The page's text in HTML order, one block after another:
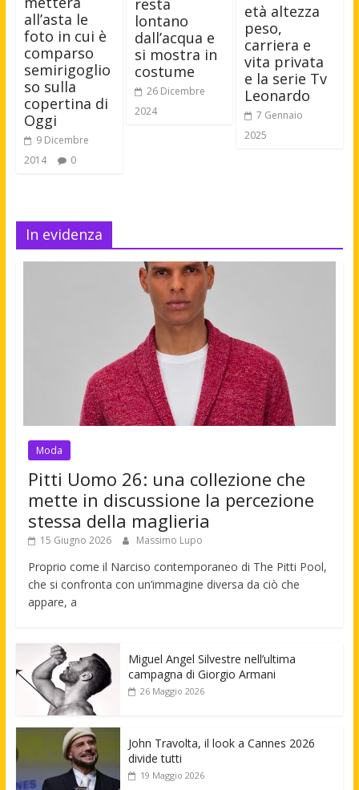
all’asta le
foto in cui è
comparso
semirigoglio
so sulla
copertina di
Oggi
9 Dicembre
2014
0
resta
lontano
dall’acqua e
si mostra in
costume
26 Dicembre
2024
età altezza
peso,
carriera e
vita privata
e la serie Tv
Leonardo
7 Gennaio
2025
In evidenza
Moda
Pitti Uomo 26: una collezione che
mette in discussione la percezione
stessa della maglieria
15 Giugno 2026 Massimo Lupo
Proprio come il Narciso contemporaneo di The Pitti Pool,
che si confronta con un’immagine diversa da ciò che
appare, a
Miguel Angel Silvestre nell’ultima
campagna di Giorgio Armani
26 Maggio 2026
John Travolta, il look a Cannes 2026
divide tutti
19 Maggio 2026